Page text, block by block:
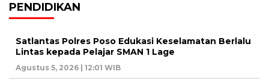
PENDIDIKAN
Satlantas Polres Poso Edukasi Keselamatan Berlalu
Lintas kepada Pelajar SMAN 1 Lage
Agustus 5, 2026 | 12:01 WIB